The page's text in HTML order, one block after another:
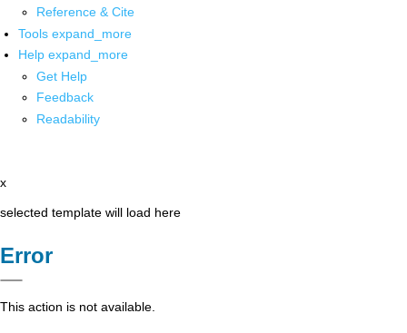
Reference & Cite
Tools expand_more
Help expand_more
Get Help
Feedback
Readability
x
selected template will load here
Error
This action is not available.